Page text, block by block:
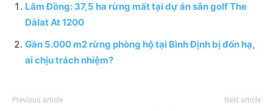
Lâm Đồng: 37,5 ha rừng mất tại dự án sân golf The
Dàlat At 1200
Gần 5.000 m2 rừng phòng hộ tại Bình Định bị đốn hạ,
ai chịu trách nhiệm?
Previous article Next article